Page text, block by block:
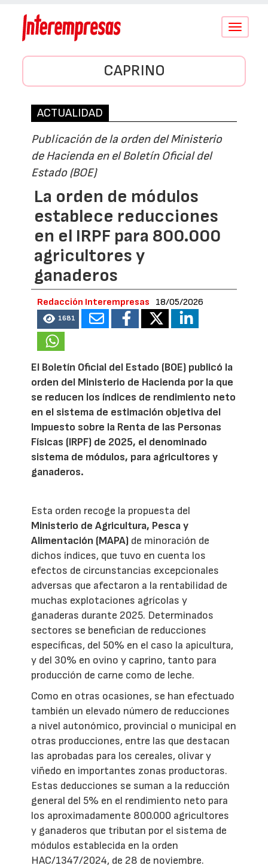
Conmutar
CAPRINO
ACTUALIDAD
Publicación de la orden del Ministerio
de Hacienda en el Boletín Oficial del
Estado (BOE)
La orden de módulos
establece reducciones
en el IRPF para 800.000
agricultores y
ganaderos
Redacción Interempresas 18/05/2026
1681
El Boletín Oficial del Estado (BOE) publicó la
orden del Ministerio de Hacienda por la que
se reducen los índices de rendimiento neto
en el sistema de estimación objetiva del
Impuesto sobre la Renta de las Personas
Físicas (IRPF) de 2025, el denominado
sistema de módulos, para agricultores y
ganaderos.
Esta orden recoge la propuesta del
Ministerio de Agricultura, Pesca y
Alimentación (MAPA) de minoración de
dichos índices, que tuvo en cuenta los
efectos de circunstancias excepcionales
adversas que afectaron a la rentabilidad de
muchas explotaciones agrícolas y
ganaderas durante 2025. Determinados
sectores se benefician de reducciones
específicas, del 50% en el caso la apicultura,
y del 30% en ovino y caprino, tanto para
producción de carne como de leche.
Como en otras ocasiones, se han efectuado
también un elevado número de reducciones
a nivel autonómico, provincial o municipal en
otras producciones, entre las que destacan
las aprobadas para los cereales, olivar y
viñedo en importantes zonas productoras.
Estas deducciones se suman a la reducción
general del 5% en el rendimiento neto para
los aproximadamente 800.000 agricultores
y ganaderos que tributan por el sistema de
módulos establecida en la orden
HAC/1347/2024, de 28 de noviembre.